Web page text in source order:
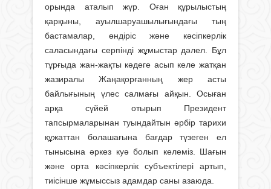
орында аталып жүр. Оған құрылыстың
қарқыны, ауылшаруашылығындағы тың
бастамалар, өндіріс және кәсіпкерлік
саласындағы серпінді жұмыстар дәлел. Бұл
тұрғыда жан-жақты кәдеге асып келе жатқан
жазиралы Жаңақорғанның жер асты
байлығының үлес салмағы айқын. Осыған
арқа сүйей отырып Президент
тапсырмаларынан туындайтын әрбір тарихи
құжаттан болашағына бағдар түзеген ел
тынысына әркез куә болып келеміз. Шағын
және орта кәсіпкерлік субъектілері артып,
тиісінше жұмыссыз адамдар саны азаюда.